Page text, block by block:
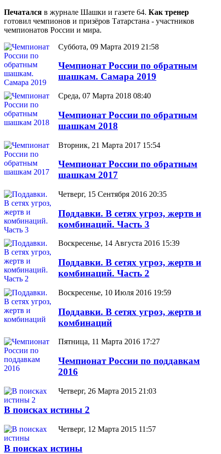
Печатался в журнале Шашки и газете 64. Как тренер
готовил чемпионов и призёров Татарстана - участников
чемпионатов России и мира.
Суббота, 09 Марта 2019 21:58
Чемпионат России по обратным
шашкам. Самара 2019
Среда, 07 Марта 2018 08:40
Чемпионат России по обратным
шашкам 2018
Вторник, 21 Марта 2017 15:54
Чемпионат России по обратным
шашкам 2017
Четверг, 15 Сентября 2016 20:35
Поддавки. В сетях угроз, жертв и
комбинаций. Часть 3
Воскресенье, 14 Августа 2016 15:39
Поддавки. В сетях угроз, жертв и
комбинаций. Часть 2
Воскресенье, 10 Июля 2016 19:59
Поддавки. В сетях угроз, жертв и
комбинаций
Пятница, 11 Марта 2016 17:27
Чемпионат России по поддавкам
2016
Четверг, 26 Марта 2015 21:03
В поисках истины 2
Четверг, 12 Марта 2015 11:57
В поисках истины